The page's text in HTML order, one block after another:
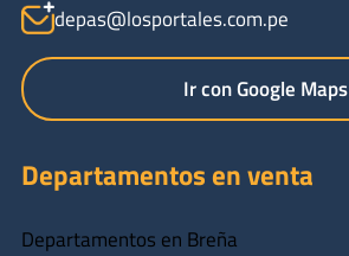
depas@losportales.com.pe
Ir con Google Maps
Departamentos en venta
Departamentos en Breña